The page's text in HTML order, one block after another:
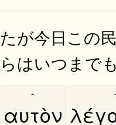
が今日この
はいつまで
αυτὸν
-